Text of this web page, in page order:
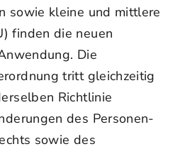
sowie kleine und mittlere
finden die neuen
Die
tritt gleichzeitig
Richtlinie
des Personen-
sowie des